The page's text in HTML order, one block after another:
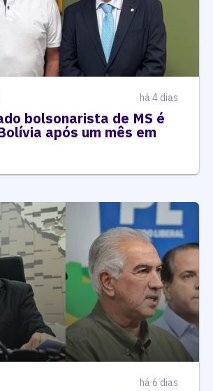
há 4 dias
bolsonarista de MS é
após um mês em
há 6 dias